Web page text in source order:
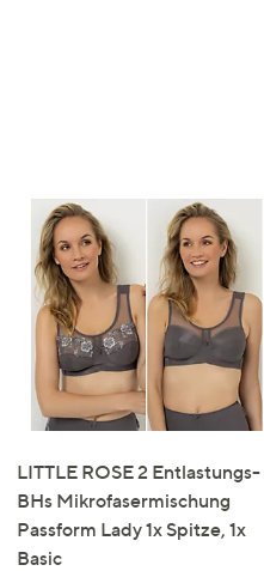
LITTLE ROSE 2 Entlastungs-
BHs Mikrofasermischung
Passform Lady 1x Spitze, 1x
Basic